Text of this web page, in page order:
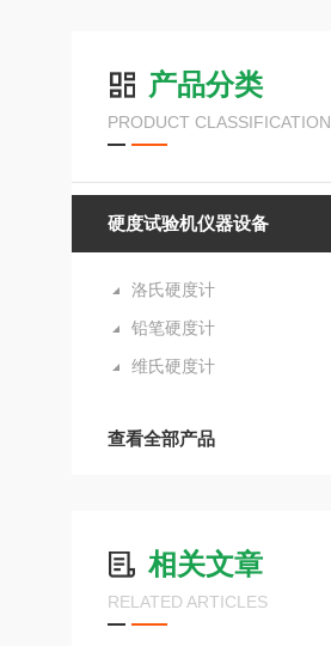
产品分类
PRODUCT CLASSIFICATION
硬度试验机仪器设备
洛氏硬度计
铅笔硬度计
维氏硬度计
查看全部产品
相关文章
RELATED ARTICLES